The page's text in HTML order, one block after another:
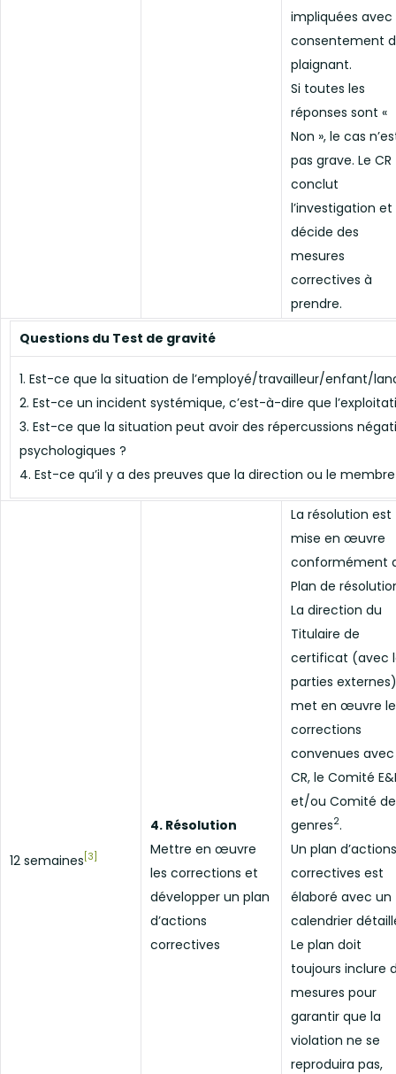
impliquées avec
consentement
plaignant.
Si toutes les
réponses sont «
Non », le cas
pas grave. Le CR
conclut
l’investigation et
décide des
mesures
correctives à
prendre.
Questions du Test de gravité
1. Est-ce que la situation de l’employé/travailleur/enfant/
2. Est-ce un incident systémique, c’est-à-dire que
3. Est-ce que la situation peut avoir des répercussions
psychologiques ?
4. Est-ce qu’il y a des preuves que la direction ou le
12 semaines [3]
4. Résolution
Mettre en œuvre
les corrections et
développer un plan
d’actions
correctives
La résolution est
mise en œuvre
conformément
Plan de
La direction du
Titulaire de
certificat (avec
parties externes)
met en œuvre
corrections
convenues
CR, le Comité
et/ou Comité
genres2.
Un plan d’actions
correctives est
élaboré avec un
calendrier
Le plan doit
toujours inclure
mesures pour
garantir que la
violation ne se
reproduira pas,